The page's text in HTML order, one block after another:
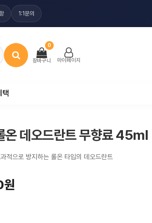
1:1문의
장바구니
0
마이페이지
택
데오드란트 무향료 45ml
적으로 방지하는 롤온 타입의 데오드란트